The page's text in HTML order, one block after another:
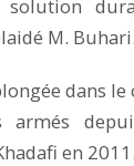
solution
M. Buhari.
dans le
armés
en